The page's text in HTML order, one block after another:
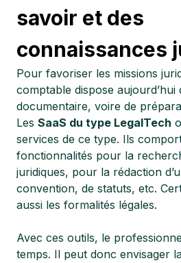
savoir et des
connaissances
Pour favoriser les missions
comptable dispose aujourd’hui
documentaire, voire de
Les SaaS du type LegalTech
services de ce type. Ils
fonctionnalités pour la
juridiques, pour la rédaction
convention, de statuts, etc.
aussi les formalités légales.
Avec ces outils, le
temps. Il peut donc envisager